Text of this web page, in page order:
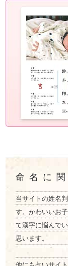
命名に
当サイトの姓名
す。かわいいお
て漢字に悩んで
思います。